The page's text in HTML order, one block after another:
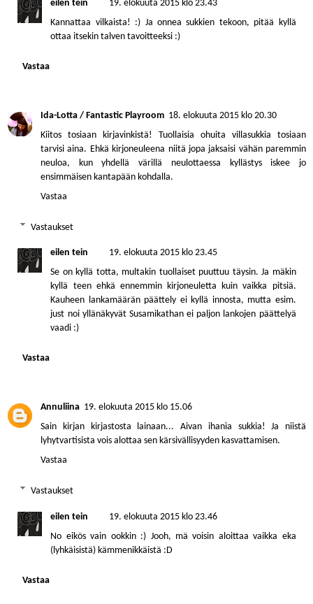
eilen tein
19. elokuuta 2015 klo 23.43
Kannattaa vilkaista! :) Ja onnea sukkien tekoon, pitää kyllä
ottaa itsekin talven tavoitteeksi :)
Vastaa
Ida-Lotta / Fantastic Playroom 18. elokuuta 2015 klo 20.30
Kiitos tosiaan kirjavinkistä! Tuollaisia ohuita villasukkia tosiaan
tarvisi aina. Ehkä kirjoneuleena niitä jopa jaksaisi vähän paremmin
neuloa, kun yhdellä värillä neulottaessa kyllästys iskee jo
ensimmäisen kantapään kohdalla.
Vastaa
Vastaukset
eilen tein
19. elokuuta 2015 klo 23.45
Se on kyllä totta, multakin tuollaiset puuttuu täysin. Ja mäkin
kyllä teen ehkä ennemmin kirjoneuletta kuin vaikka pitsiä.
Kauheen lankamäärän päättely ei kyllä innosta, mutta esim.
just noi yllänäkyvät Susamikathan ei paljon lankojen päättelyä
vaadi :)
Vastaa
Annuliina 19. elokuuta 2015 klo 15.06
Sain kirjan kirjastosta lainaan... Aivan ihania sukkia! Ja niistä
lyhytvartisista vois alottaa sen kärsivällisyyden kasvattamisen.
Vastaa
Vastaukset
eilen tein
19. elokuuta 2015 klo 23.46
No eikös vain ookkin :) Jooh, mä voisin aloittaa vaikka eka
(lyhkäisistä) kämmenikkäistä :D
Vastaa